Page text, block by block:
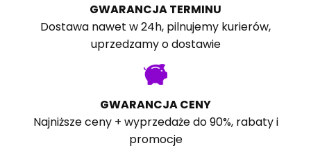
GWARANCJA TERMINU
Dostawa nawet w 24h, pilnujemy kurierów,
uprzedzamy o dostawie
GWARANCJA CENY
Najniższe ceny + wyprzedaże do 90%, rabaty i
promocje